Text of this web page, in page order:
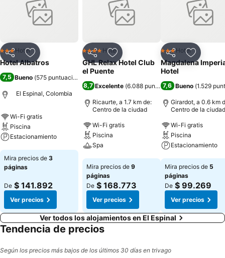
CompartirAgregar a favoritos
3 Estrellas
Hotel
Hotel Albatros
7,5 Bueno (575 puntuaciones
El Espinal, Colombia
Wi-Fi gratis
Piscina
Estacionamiento
Ver precios
Mira precios de 3
páginas
De $ 141.892
Ver precios
CompartirAgregar a favoritos
4 EstrellasHotel
GHL Relax Hotel Club
el Puente
8,7 Excelente (6.088 puntuaciones)
Ricaurte, a 1.7 km de:
Centro de la ciudad
Wi-Fi gratis
Piscina
Spa
Ver precios
Mira precios de 9
páginas
De $ 168.773
Ver precios
CompartirAgregar
3 Estrellas
Hotel
Magdalena
Hotel
7,6 Bueno (1.529
Girardot, a 0.6 km
Centro de la ciudad
Wi-Fi gratis
Piscina
Estacionamiento
Ver precios
Mira precios de 5
páginas
De $ 99.269
Ver precios
Ver todos los alojamientos en El Espinal
Tendencia de precios
Según los precios más bajos de los últimos 30 días en trivago